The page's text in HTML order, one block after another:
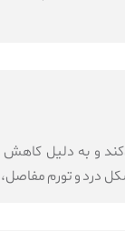
و به دلیل کاهش
درد و تورم